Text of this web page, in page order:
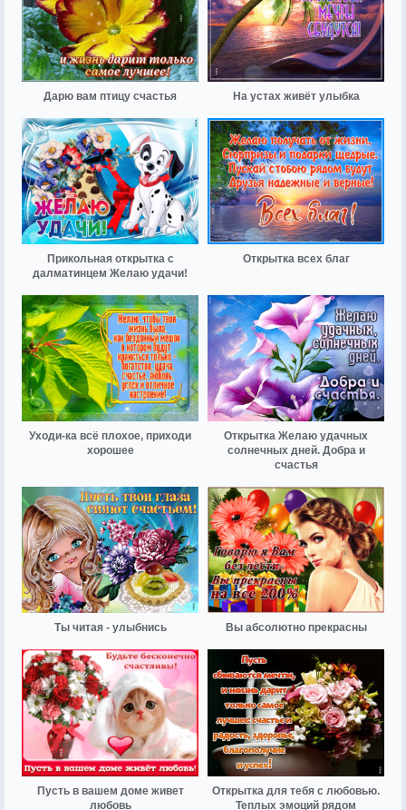
Дарю вам птицу счастья На устах живёт улыбка
Прикольная открытка с
далматинцем Желаю удачи!
Открытка всех благ
Уходи-ка всё плохое, приходи
хорошее
Открытка Желаю удачных
солнечных дней. Добра и
счастья
Ты читая - улыбнись Вы абсолютно прекрасны
Пусть в вашем доме живет
любовь
Открытка для тебя с любовью.
Теплых эмоций рядом